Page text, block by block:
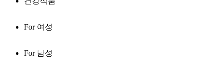
For 여성
For 남성